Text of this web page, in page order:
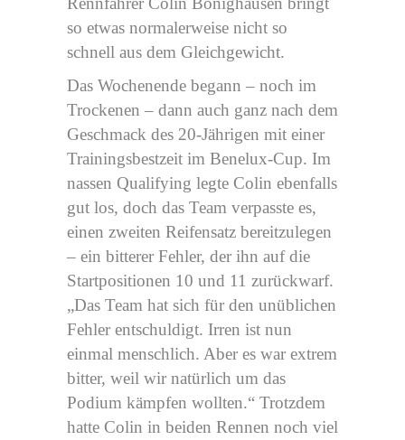
so etwas normalerweise nicht so
schnell aus dem Gleichgewicht.
Das Wochenende begann – noch im
Trockenen – dann auch ganz nach dem
Geschmack des 20-Jährigen mit einer
Trainingsbestzeit im Benelux-Cup. Im
nassen Qualifying legte Colin ebenfalls
gut los, doch das Team verpasste es,
einen zweiten Reifensatz bereitzulegen
– ein bitterer Fehler, der ihn auf die
Startpositionen 10 und 11 zurückwarf.
„Das Team hat sich für den unüblichen
Fehler entschuldigt. Irren ist nun
einmal menschlich. Aber es war extrem
bitter, weil wir natürlich um das
Podium kämpfen wollten.“ Trotzdem
hatte Colin in beiden Rennen noch viel